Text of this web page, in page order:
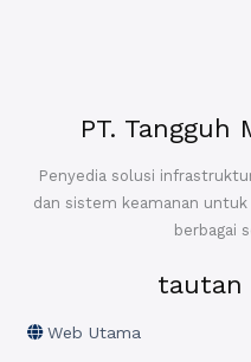
PT. Tangguh
Penyedia solusi
dan sistem keamanan
berbagai
tautan
Web Utama